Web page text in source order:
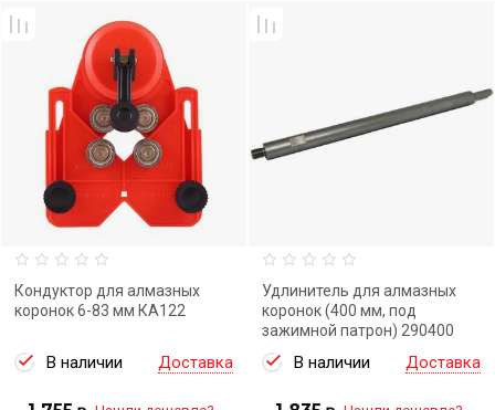
Кондуктор для алмазных
коронок 6-83 мм КА122
В наличии Доставка
Удлинитель для алмазных
коронок (400 мм, под
зажимной патрон) 290400
В наличии Доставка